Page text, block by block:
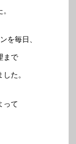
を毎日、
まで
た。
って